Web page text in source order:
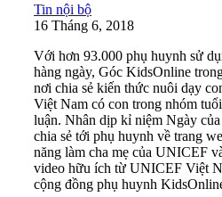
Tin nội bộ
16 Tháng 6, 2018
Với hơn 93.000 phụ huynh sử
hàng ngày, Góc KidsOnline
nơi chia sẻ kiến thức nuôi dạy
Việt Nam có con trong nhóm
luận. Nhân dịp kỉ niệm Ngày
chia sẻ tới phụ huynh về trang
năng làm cha mẹ của UNICEF
video hữu ích từ UNICEF Việt
cộng đồng phụ huynh